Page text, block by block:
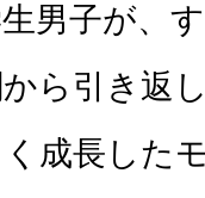
男子が、
ら引き返
成長した